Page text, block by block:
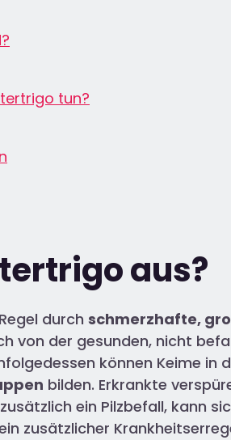
tun?
aus?
durch schmerzhafte,
von der gesunden, nicht
können Keime
bilden. Erkrankte
ein Pilzbefall, kann
zusätzlicher